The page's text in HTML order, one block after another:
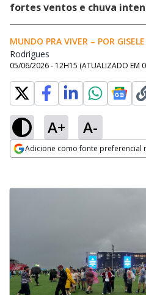
fortes ventos e chuva
MUNDO PRA VIVER – POR
Rodrigues
05/06/2026 - 12H15 (ATUALIZADO EM
A+ A-
Adicione como fonte preferencial